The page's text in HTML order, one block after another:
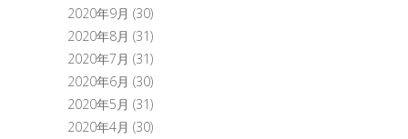
2020年9月 (30)
2020年8月 (31)
2020年7月 (31)
2020年6月 (30)
2020年5月 (31)
2020年4月 (30)